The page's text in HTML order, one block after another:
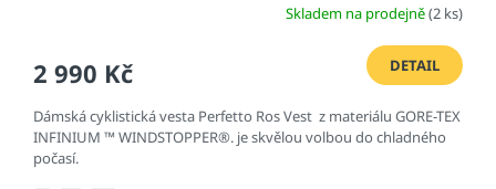
Skladem na prodejně(2 ks)
2 990 Kč DETAIL
Dámská cyklistická vesta Perfetto Ros Vest z materiálu GORE-TEX
INFINIUM ™ WINDSTOPPER®. je skvělou volbou do chladného
počasí.